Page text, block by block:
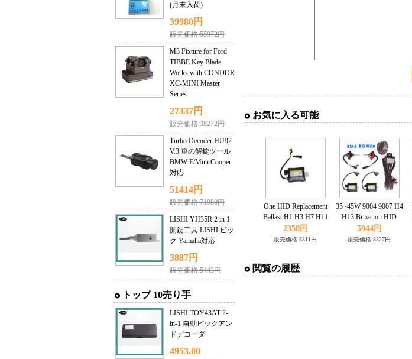
(月末入荷)
39980円
販売価格:55972円
M3 Fixture for Ford
TIBBE Key Blade
Works with CONDOR
XC-MINI Master
Series
27337円
販売価格:38272円
Turbo Decoder HU92
V.3 車の解錠ツール
BMW E/Mini Cooper
対応
51414円
販売価格:71980円
LISHI YH35R 2 in 1
開錠工具 LISHI ピッ
ク Yamaha対応
3887円
販売価格:5443円
トップ 10売り手
LISHI TOY43AT 2-
in-1 自動ピックアン
ドデコーダ
4953.00
お気に入る可能
One HID Replacement
Ballast H1 H3 H7 H11
9005 9006 35W
2358円
販売価格 3311円
35~45W 9004 9007 H4
H13 Bi-xenon HID
KIT xenon High/Low
3000K 6000K 8000K
5944円
販売価格 8327円
閲覧の履歴